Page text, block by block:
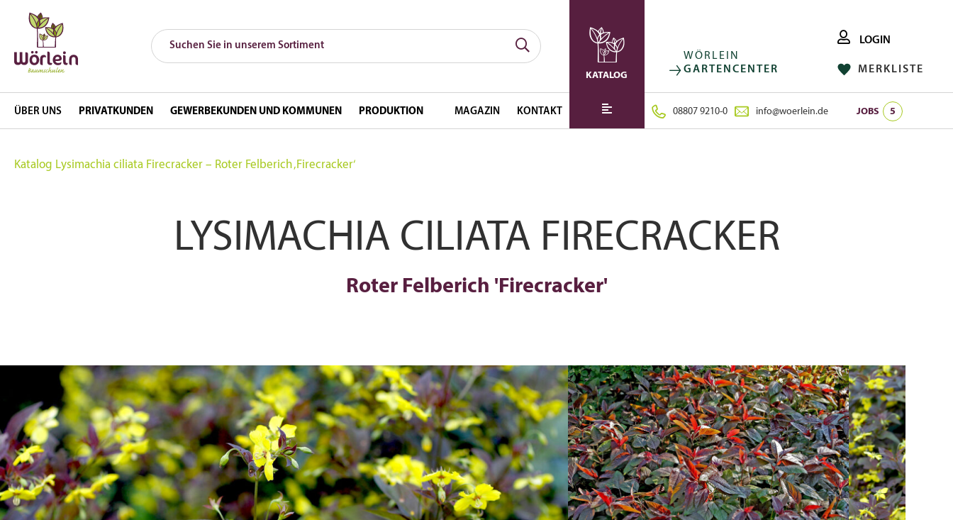
KATALOG
ÜBER UNS PRIVATKUNDEN GEWERBEKUNDEN UND KOMMUNEN PRODUKTION MAGAZIN KONTAKT
WÖRLEIN
GARTENCENTER
LOGIN
MERKLISTE
08807 9210-0 info@woerlein.de JOBS 5
FOLGE UNS AUF: INSTAGRAM FACEBOOK
Katalog Lysimachia ciliata Firecracker – Roter Felberich ‚Firecracker‘
LYSIMACHIA CILIATA FIRECRACKER
Roter Felberich 'Firecracker'